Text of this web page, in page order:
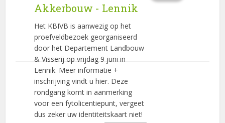
Akkerbouw - Lennik
Het KBIVB is aanwezig op het
proefveldbezoek georganiseerd
door het Departement Landbouw
& Visserij op vrijdag 9 juni in
Lennik. Meer informatie +
inschrijving vindt u hier. Deze
rondgang komt in aanmerking
voor een fytolicentiepunt, vergeet
dus zeker uw identiteitskaart niet!